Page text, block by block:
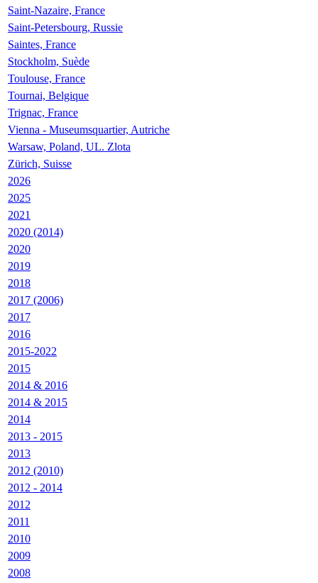
Saint-Nazaire, France
Saint-Petersbourg, Russie
Saintes, France
Stockholm, Suède
Toulouse, France
Tournai, Belgique
Trignac, France
Vienna - Museumsquartier, Autriche
Warsaw, Poland, UL. Zlota
Zürich, Suisse
2026
2025
2021
2020 (2014)
2020
2019
2018
2017 (2006)
2017
2016
2015-2022
2015
2014 & 2016
2014 & 2015
2014
2013 - 2015
2013
2012 (2010)
2012 - 2014
2012
2011
2010
2009
2008